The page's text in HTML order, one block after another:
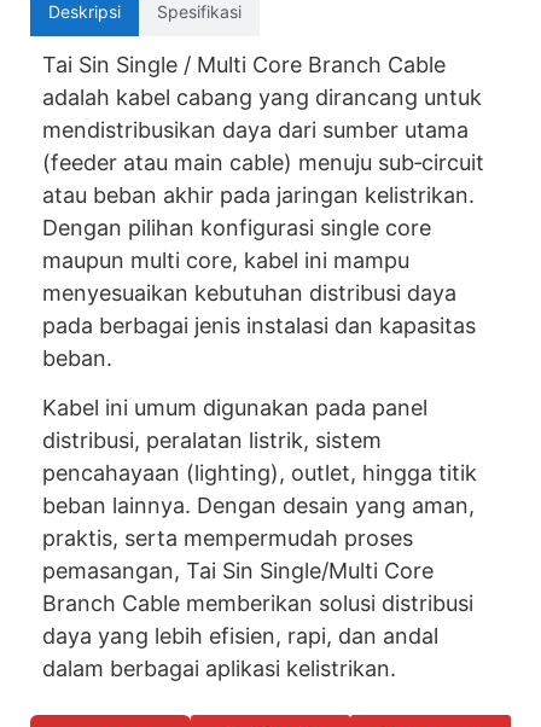
Deskripsi Spesifikasi
Tai Sin Single / Multi Core Branch Cable
adalah kabel cabang yang dirancang untuk
mendistribusikan daya dari sumber utama
(feeder atau main cable) menuju sub‐circuit
atau beban akhir pada jaringan kelistrikan.
Dengan pilihan konfigurasi single core
maupun multi core, kabel ini mampu
menyesuaikan kebutuhan distribusi daya
pada berbagai jenis instalasi dan kapasitas
beban.
Kabel ini umum digunakan pada panel
distribusi, peralatan listrik, sistem
pencahayaan (lighting), outlet, hingga titik
beban lainnya. Dengan desain yang aman,
praktis, serta mempermudah proses
pemasangan, Tai Sin Single/Multi Core
Branch Cable memberikan solusi distribusi
daya yang lebih efisien, rapi, dan andal
dalam berbagai aplikasi kelistrikan.